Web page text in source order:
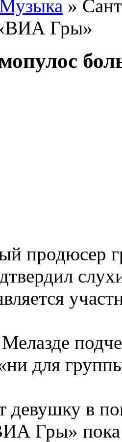
Музыка »
Гры»
продюсер
для
девушку в
Гры» пока